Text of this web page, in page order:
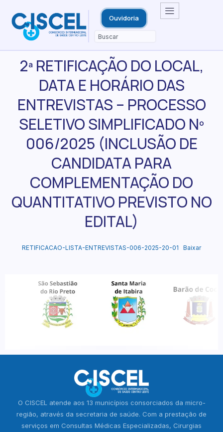
Ouvidoria
2ª RETIFICAÇÃO DO LOCAL,
DATA E HORÁRIO DAS
ENTREVISTAS – PROCESSO
SELETIVO SIMPLIFICADO Nº
006/2025 (INCLUSÃO DE
CANDIDATA PARA
COMPLEMENTAÇÃO DO
QUANTITATIVO PREVISTO NO
EDITAL)
RETIFICACAO-LISTA-ENTREVISTAS-006-2025-20-01 Baixar
O CISCEL atende aos 13 municípios consorciados da micro-
região, através da secretaria de saúde. Com a prestação de
serviços em Consultas Médicas Especializadas, Cirurgias